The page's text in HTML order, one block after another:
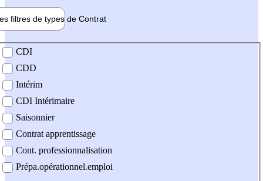
filtres de types de Contrat
contrat
CDI
CDD
Intérim
CDI Intérimaire
Saisonnier
Contrat apprentissage
Cont. professionnalisation
Prépa.opérationnel.emploi